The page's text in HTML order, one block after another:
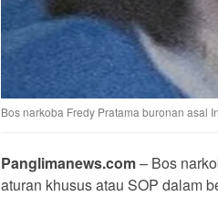
Bos narkoba Fredy Pratama buronan asal
Panglimanews.com– Bos
aturan khusus atau SOP dalam